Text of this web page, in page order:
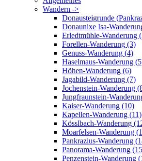
Wandern ->
Donausteigrunde
Donaunixe Isa-
Erledtmühle-Wanderung
Forellen-Wanderung (3)
Genuss-Wanderung (4)
Haselmaus-Wanderung
Höhen-Wanderung (6)
Jagabild-Wanderung (7)
Jochenstein-Wanderung
Jungfraunstein-
Kaiser-Wanderung (10)
Kapellen-Wanderung (11)
Kösslbach-Wanderung
Moarfelsen-Wanderung
Pankrazius-Wanderung
Panorama-Wanderung
Penzenstein-Wanderung